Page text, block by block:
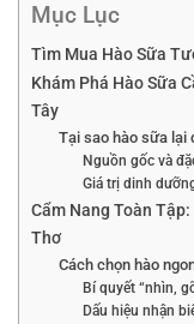
Mục Lục
Tìm Mua Hào Sữa
Khám Phá Hào Sữa
Tây
Tại sao hào sữa lại
Nguồn gốc và
Giá trị dinh
Cẩm Nang Toàn
Thơ
Cách chọn hào
Bí quyết “nhìn,
Dấu hiệu nhận